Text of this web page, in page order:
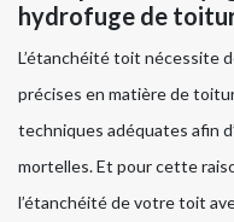
hydrofuge de
L’étanchéité toit nécessite
précises en matière de
techniques adéquates afin
mortelles. Et pour cette
l’étanchéité de votre toit